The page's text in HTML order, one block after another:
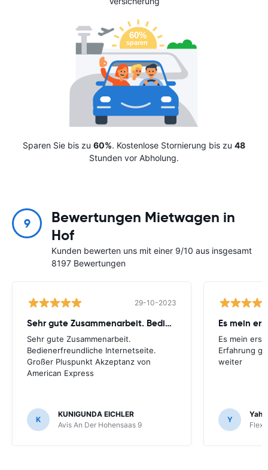
Sparen Sie bis zu 60%. Kostenlose Stornierung bis zu 48
Stunden vor Abholung.
9
Bewertungen Mietwagen in
Hof
Kunden bewerten uns mit einer 9/10 aus insgesamt
8197 Bewertungen
29-10-2023
Sehr gute Zusammenarbeit. Bedienerfreundliche Internetseite
Sehr gute Zusammenarbeit.
Bedienerfreundliche Internetseite.
Großer Pluspunkt Akzeptanz von
American Express
K
KUNIGUNDA EICHLER
Avis An Der Hohensaas 9
Es mein
Es mein
Erfahrung
weiter
Y
Flex